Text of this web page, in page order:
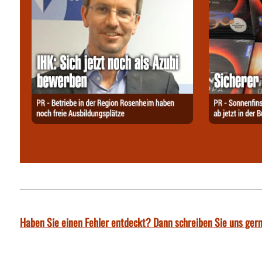
Haben Sie einen Fehler entdeckt? Dann schreiben Sie uns